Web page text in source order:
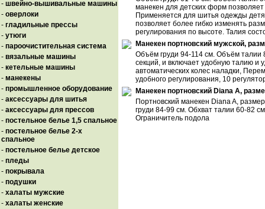
- швейно-вышивальные машины
- оверлоки
- гладильные прессы
- утюги
- пароочистительная система
- вязальные машины
- кетельные машины
- манекены
- промышленное оборудование
- аксессуары для шитья
- аксессуары для прессов
- постельное белье 1,5 спальное
- постельное белье 2-х
спальное
- постельное белье детское
- пледы
- покрывала
- подушки
- халаты мужские
- халаты женские
манекен для детских форм
Применяется для шитья одежды
позволяет более гибко изменять
регулирования по высоте. Талия
Манекен портновский мужской,
Объём груди 94-114 см. Объём талии
секций, и включает удобную талию
автоматических колес наладки,
удобного регулирования, 10
Манекен портновский Diana A,
Портновский манекен Diana A,
груди 84-99 см. Обхват талии 60-82
Ограничитель подола